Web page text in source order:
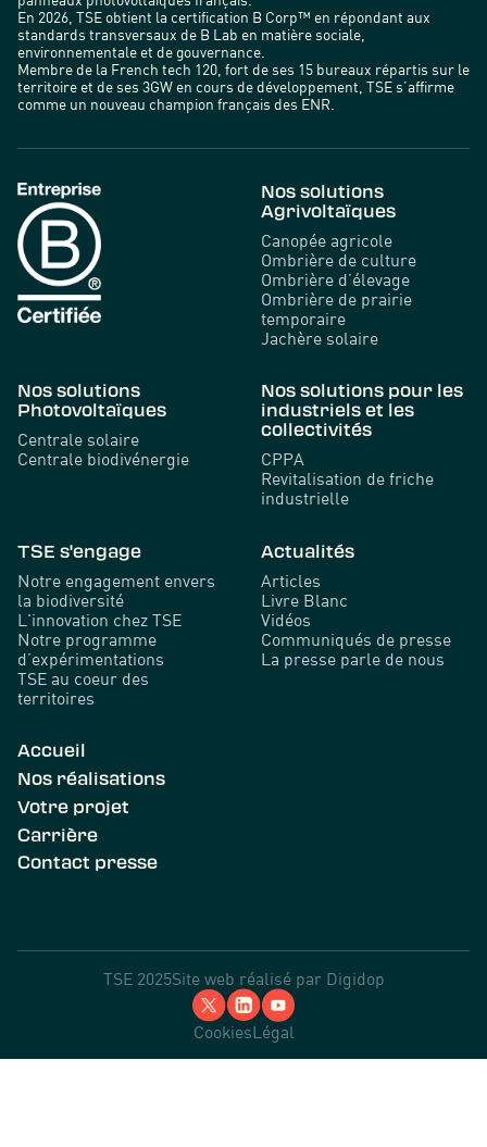
En 2026, TSE obtient la certification B Corp™ en répondant aux
standards transversaux de B Lab en matière sociale,
environnementale et de gouvernance.
Membre de la French tech 120, fort de ses 15 bureaux répartis sur le
territoire et de ses 3GW en cours de développement, TSE s’affirme
comme un nouveau champion français des ENR.
Nos solutions
Agrivoltaïques
Canopée agricole
Ombrière de culture
Ombrière d’élevage
Ombrière de prairie
temporaire
Jachère solaire
Nos solutions
Photovoltaïques
Centrale solaire
Centrale biodivénergie
Nos solutions pour les
industriels et les
collectivités
CPPA
Revitalisation de friche
industrielle
TSE s'engage
Notre engagement envers
la biodiversité
L'innovation chez TSE
Notre programme
d’expérimentations
TSE au coeur des
territoires
Actualités
Articles
Livre Blanc
Vidéos
Communiqués de presse
La presse parle de nous
Accueil
Nos réalisations
Votre projet
Carrière
Contact presse
TSE 2025Site web réalisé par Digidop
CookiesLégal